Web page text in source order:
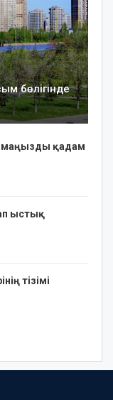
бөлігінде
маңызды қадам
ыстық
тізімі